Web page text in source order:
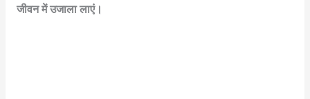
जीवन में उजाला लाएं।